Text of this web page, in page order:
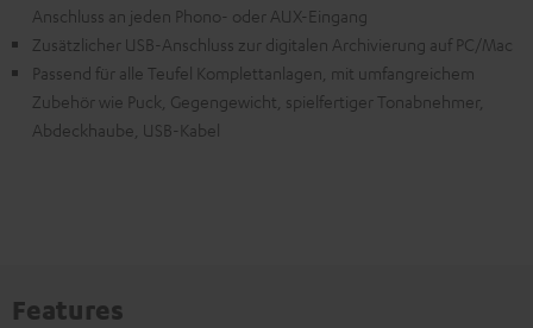
Anschluss an jeden Phono- oder AUX-Eingang
Zusätzlicher USB-Anschluss zur digitalen Archivierung auf PC/Mac
Passend für alle Teufel Komplettanlagen, mit umfangreichem
Zubehör wie Puck, Gegengewicht, spielfertiger Tonabnehmer,
Abdeckhaube, USB-Kabel
Features